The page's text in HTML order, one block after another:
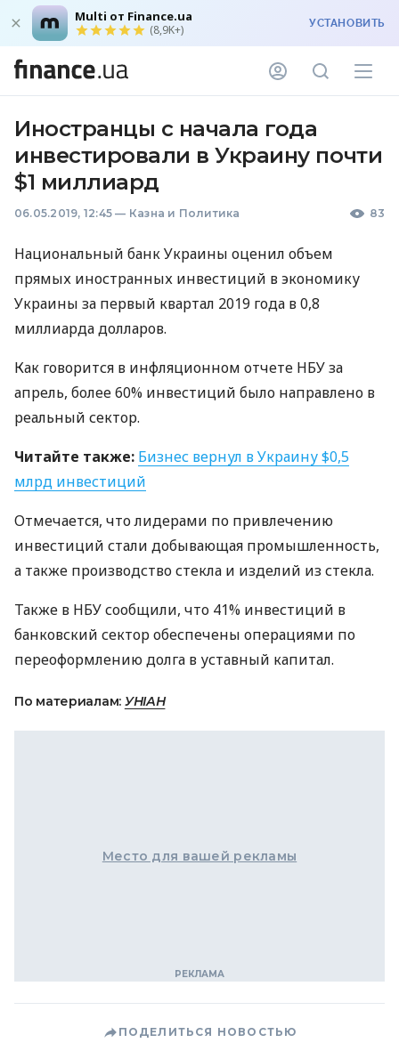
Multi от Finance.ua
(8,9K+) УСТАНОВИТЬ
Иностранцы с начала года
инвестировали в Украину почти
$1 миллиард
06.05.2019, 12:45 — Казна и Политика 83
Национальный банк Украины оценил объем
прямых иностранных инвестиций в экономику
Украины за первый квартал 2019 года в 0,8
миллиарда долларов.
Как говорится в инфляционном отчете НБУза
апрель, более 60% инвестиций было направлено в
реальный сектор.
Читайте также: Бизнес вернул в Украину $0,5
млрд инвестиций
Отмечается, что лидерами по привлечению
инвестиций стали добывающая промышленность,
а также производство стекла и изделий из стекла.
Также в НБУсообщили, что 41% инвестиций в
банковский сектор обеспечены операциями по
переоформлению долга в уставный капитал.
По материалам: УНІАН
Место для вашей рекламы
ПОДЕЛИТЬСЯ НОВОСТЬЮ